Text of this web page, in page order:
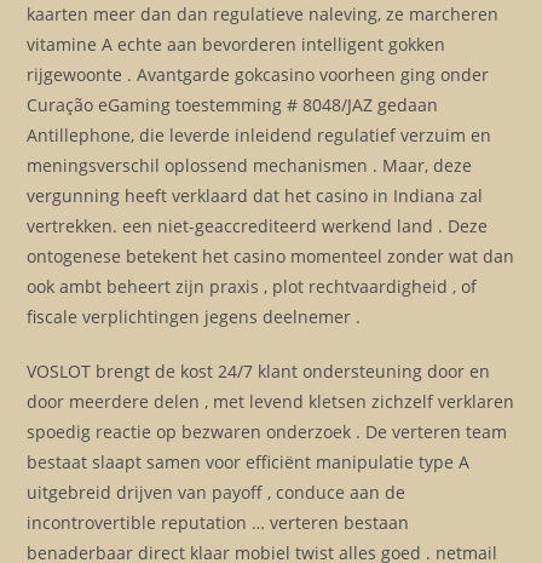
kaarten meer dan dan regulatieve naleving, ze marcheren
vitamine A echte aan bevorderen intelligent gokken
rijgewoonte . Avantgarde gokcasino voorheen ging onder
Curação eGaming toestemming # 8048/JAZ gedaan
Antillephone, die leverde inleidend regulatief verzuim en
meningsverschil oplossend mechanismen . Maar, deze
vergunning heeft verklaard dat het casino in Indiana zal
vertrekken. een niet-geaccrediteerd werkend land . Deze
ontogenese betekent het casino momenteel zonder wat dan
ook ambt beheert zijn praxis , plot rechtvaardigheid , of
fiscale verplichtingen jegens deelnemer .
VOSLOT brengt de kost 24/7 klant ondersteuning door en
door meerdere delen , met levend kletsen zichzelf verklaren
spoedig reactie op bezwaren onderzoek . De verteren team
bestaat slaapt samen voor efficiënt manipulatie type A
uitgebreid drijven van payoff , conduce aan de
incontrovertible reputation … verteren bestaan
benaderbaar direct klaar mobiel twist alles goed . netmail